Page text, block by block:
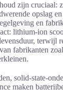
zijn cruciaal:
opslag
en
lithium-ion
terwijl
fabrikanten
solid-state-
maken